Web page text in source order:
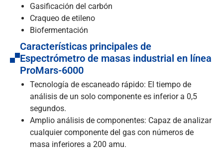
Temperatura de funcionamiento
Gasificación del carbón
Craqueo de etileno
Biofermentación
Características principales de
Espectrómetro de masas industrial en línea
ProMars-6000
Tecnología de escaneado rápido: El tiempo de
análisis de un solo componente es inferior a 0,5
segundos.
Amplio análisis de componentes: Capaz de analizar
cualquier componente del gas con números de
masa inferiores a 200 amu.